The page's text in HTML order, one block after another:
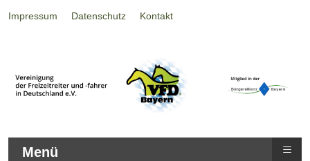
Impressum Datenschutz Kontakt
Menü ≡